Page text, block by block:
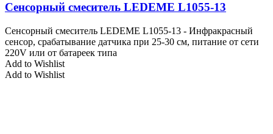
Сенсорный смеситель LEDEME L1055-13
Сенсорный смеситель LEDEME L1055-13 - Инфракрасный
сенсор, срабатывание датчика при 25-30 см, питание от сети
220V или от батареек типа
Add to Wishlist
Add to Wishlist